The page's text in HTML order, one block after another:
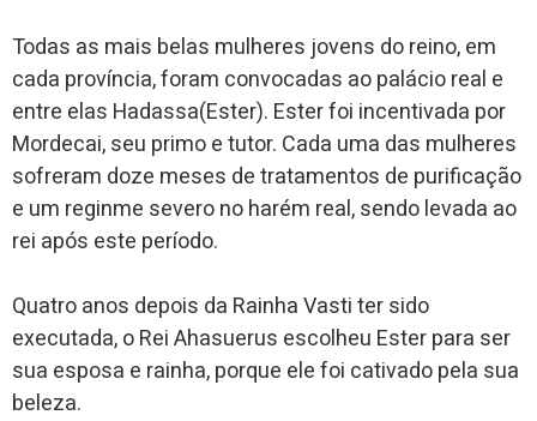
Todas as mais belas mulheres jovens do reino, em
cada província, foram convocadas ao palácio real e
entre elas Hadassa(Ester). Ester foi incentivada por
Mordecai, seu primo e tutor. Cada uma das mulheres
sofreram doze meses de tratamentos de purificação
e um reginme severo no harém real, sendo levada ao
rei após este período.
Quatro anos depois da Rainha Vasti ter sido
executada, o Rei Ahasuerus escolheu Ester para ser
sua esposa e rainha, porque ele foi cativado pela sua
beleza.